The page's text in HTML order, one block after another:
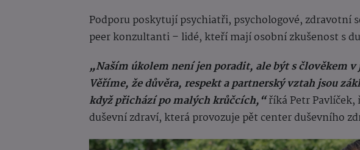
Podporu poskytují psychiatři, psychologové, zdravotní
peer konzultanti – lidé, kteří mají osobní zkušenost s
„Naším úkolem není jen poradit, ale být s člověkem
Věříme, že důvěra, respekt a partnerský vztah jsou
když přichází po malých krůčcích,“říká Petr Pavlíček,
duševní zdraví, která provozuje pět center duševního